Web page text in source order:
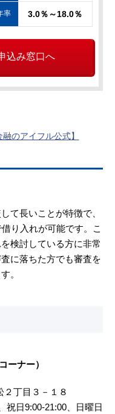
率 3.0％～18.0％
込み窓口へ
のアイフル公式】
て長いことが特徴で、
り入れが可能です。こ
検討している方に非常
に落ちた方でも審査を
。
ーナー）
２丁目３－１８
祝日9:00-21:00、日曜日